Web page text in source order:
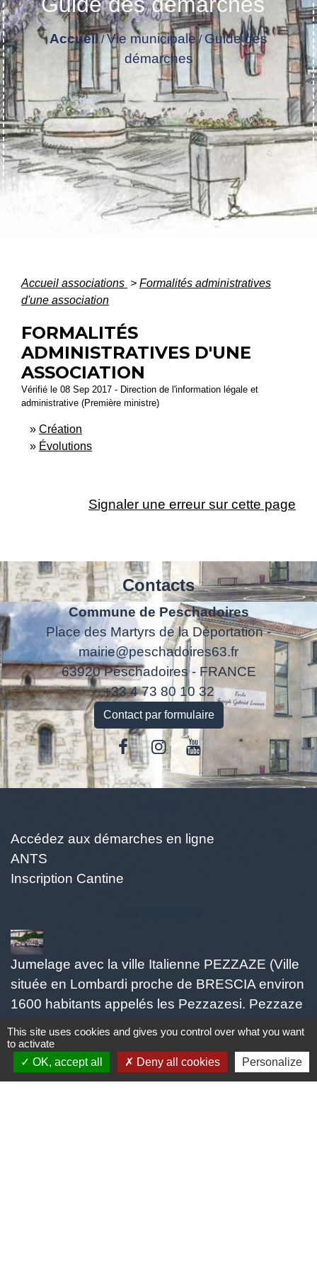
Accueil/Vie municipale/Guide des
démarches
Accueil associations > Formalités administratives
d'une association
FORMALITÉS
ADMINISTRATIVES D'UNE
ASSOCIATION
Vérifié le 08 Sep 2017 - Direction de l'information légale et
administrative (Première ministre)
Création
Évolutions
Signaler une erreur sur cette page
Contacts
Commune de Peschadoires
Place des Martyrs de la Déportation -
mairie@peschadoires63.fr
63920 Peschadoires - FRANCE
+33 4 73 80 10 32
Contact par formulaire
Accédez aux démarches en ligne
ANTS
Inscription Cantine
Jumelage avec la ville Italienne PEZZAZE (Ville
située en Lombardi proche de BRESCIA environ
1600 habitants appelés les Pezzazesi. Pezzaze
Stravignino, pezzazole, et mondaro 25060
Pezzaze)
This site uses cookies and gives you control over what you want
to activate
OK, accept all
Deny all cookies Personalize